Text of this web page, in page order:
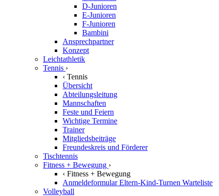
D-Junioren
E-Junioren
F-Junioren
Bambini
Ansprechpartner
Konzept
Leichtathletik
Tennis ›
‹ Tennis
Übersicht
Abteilungsleitung
Mannschaften
Feste und Feiern
Wichtige Termine
Trainer
Mitgliedsbeiträge
Freundeskreis und Förderer
Tischtennis
Fitness + Bewegung ›
‹ Fitness + Bewegung
Anmeldeformular Eltern-Kind-Turnen Warteliste
Volleyball